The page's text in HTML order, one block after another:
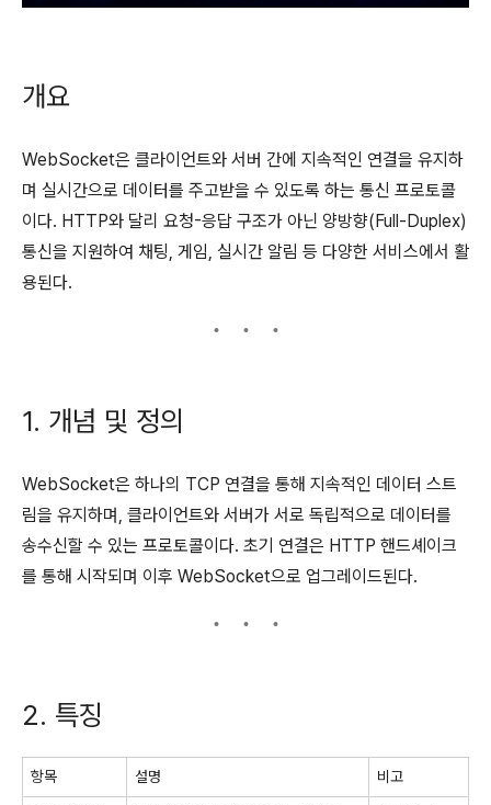
개요
WebSocket은 클라이언트와 서버 간에 지속적인 연결을 유지하
며 실시간으로 데이터를 주고받을 수 있도록 하는 통신 프로토콜
이다. HTTP와 달리 요청-응답 구조가 아닌 양방향(Full-Duplex)
통신을 지원하여 채팅, 게임, 실시간 알림 등 다양한 서비스에서 활
용된다.
1. 개념 및 정의
WebSocket은 하나의 TCP 연결을 통해 지속적인 데이터 스트
림을 유지하며, 클라이언트와 서버가 서로 독립적으로 데이터를
송수신할 수 있는 프로토콜이다. 초기 연결은 HTTP 핸드셰이크
를 통해 시작되며 이후 WebSocket으로 업그레이드된다.
2. 특징
항목 설명 비고